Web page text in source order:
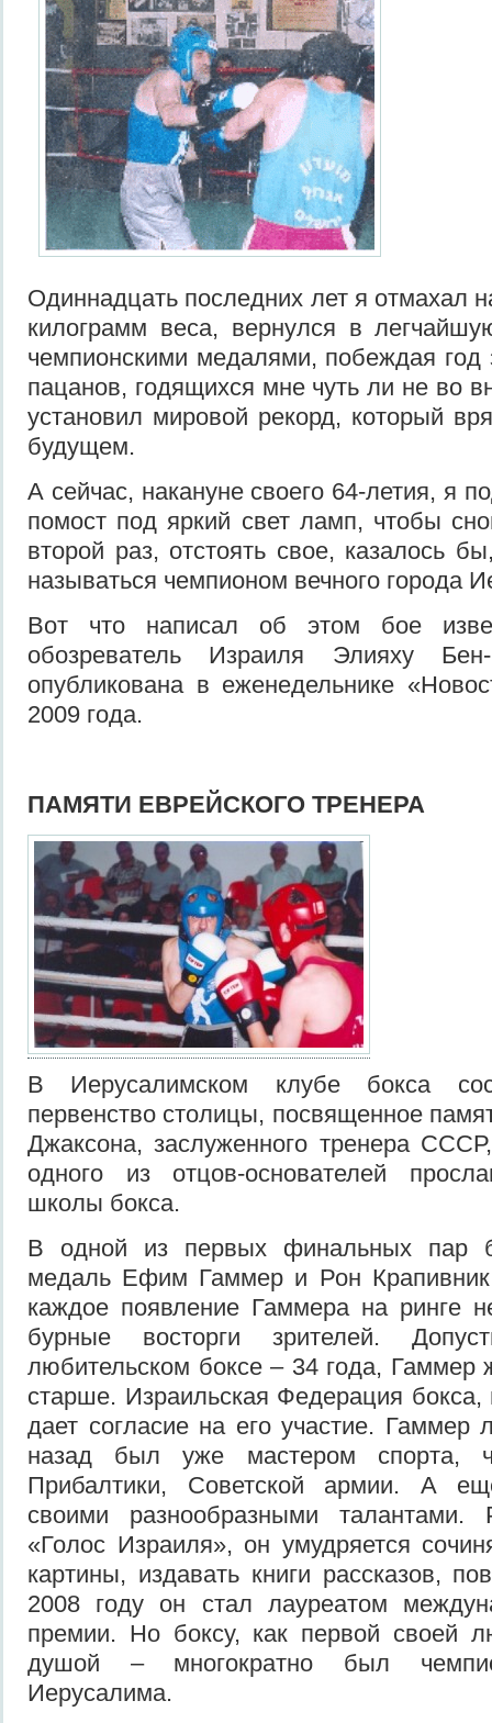
Одиннадцать последних лет я отмахал
килограмм веса, вернулся в
чемпионскими медалями, побеждая год
пацанов, годящихся мне чуть ли не во
установил мировой рекорд, который
будущем.
А сейчас, накануне своего 64-летия, я
помост под яркий свет ламп, чтобы
второй раз, отстоять свое, казалось
называться чемпионом вечного города
Вот что написал об этом бое
обозреватель Израиля Элияху
опубликована в еженедельнике
2009 года.
ПАМЯТИ ЕВРЕЙСКОГО ТРЕНЕРА
В Иерусалимском клубе бокса
первенство столицы, посвященное
Джаксона, заслуженного тренера
одного из отцов-основателей
школы бокса.
В одной из первых финальных пар
медаль Ефим Гаммер и Рон
каждое появление Гаммера на ринге
бурные восторги зрителей.
любительском боксе – 34 года, Гаммер
старше. Израильская Федерация
дает согласие на его участие. Гаммер
назад был уже мастером спорта,
Прибалтики, Советской армии. А
своими разнообразными
«Голос Израиля», он умудряется
картины, издавать книги рассказов,
2008 году он стал лауреатом
премии. Но боксу, как первой своей
душой – многократно был
Иерусалима.